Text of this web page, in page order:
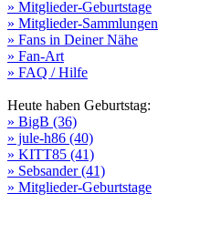
» Mitglieder-Geburtstage
» Mitglieder-Sammlungen
» Fans in Deiner Nähe
» Fan-Art
» FAQ / Hilfe
Heute haben Geburtstag:
» BigB (36)
» jule-h86 (40)
» KITT85 (41)
» Sebsander (41)
» Mitglieder-Geburtstage